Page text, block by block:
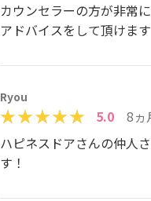
カウンセラーの方が非常
アドバイスをして頂けま
Ryou
5.0
8ヵ
ハピネスドアさんの仲人
す！